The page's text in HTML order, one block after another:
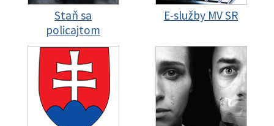
Staň sa
policajtom
E-služby MV SR